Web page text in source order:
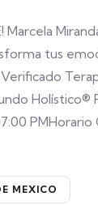
tus
Holístico®
PMHorario
MEXICO